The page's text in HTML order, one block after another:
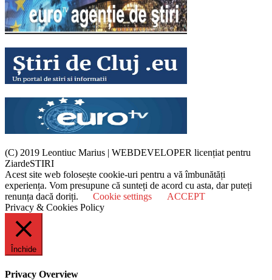
(C) 2019 Leontiuc Marius | WEBDEVELOPER licențiat pentru
ZiardeSTIRI
Acest site web folosește cookie-uri pentru a vă îmbunătăți
experiența. Vom presupune că sunteți de acord cu asta, dar puteți
renunța dacă doriți.
Cookie settings
ACCEPT
Privacy & Cookies Policy
Închide
Privacy Overview